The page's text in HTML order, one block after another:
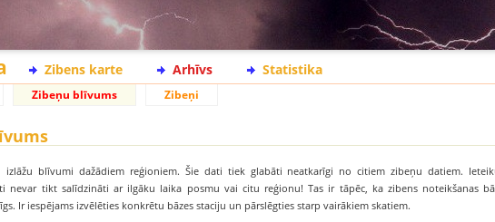
Zibens karte Arhīvs Statistika
Zibeņu blīvums Zibeņi
blīvumi dažādiem reģioniem. Šie dati tiek glabāti neatkarīgi no citiem zibeņu datiem.
nevar tikt salīdzināti ar ilgāku laika posmu vai citu reģionu! Tas ir tāpēc, ka zibens noteikšanas
Ir iespējams izvēlēties konkrētu bāzes staciju un pārslēgties starp vairākiem skatiem.